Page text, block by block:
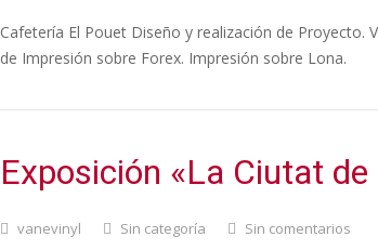
Cafetería El Pouet Diseño y realización de Proyecto.
de Impresión sobre Forex. Impresión sobre Lona.
Exposición «La Ciutat de
vanevinyl Sin categoría Sin comentarios